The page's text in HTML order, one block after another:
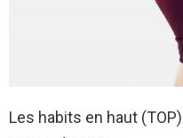
Les habits en haut